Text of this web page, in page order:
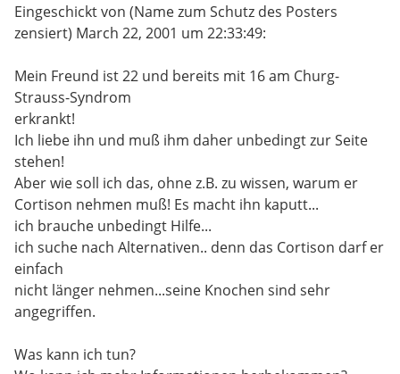
Eingeschickt von (Name zum Schutz des Posters
zensiert) March 22, 2001 um 22:33:49:
Mein Freund ist 22 und bereits mit 16 am Churg-
Strauss-Syndrom
erkrankt!
Ich liebe ihn und muß ihm daher unbedingt zur Seite
stehen!
Aber wie soll ich das, ohne z.B. zu wissen, warum er
Cortison nehmen muß! Es macht ihn kaputt...
ich brauche unbedingt Hilfe...
ich suche nach Alternativen.. denn das Cortison darf er
einfach
nicht länger nehmen...seine Knochen sind sehr
angegriffen.
Was kann ich tun?